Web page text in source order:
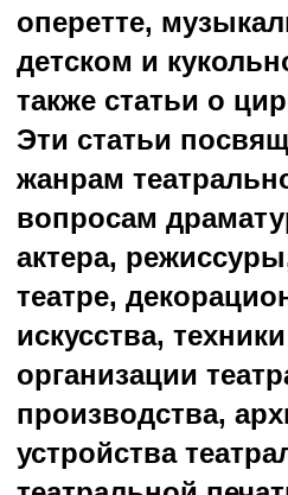
оперетте,
детском и
также статьи о
Эти статьи
жанрам
вопросам
актера,
театре,
искусства,
организации
производства,
устройства